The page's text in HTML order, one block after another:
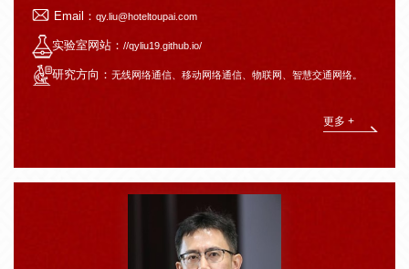
Email： qy.liu@hoteltoupai.com
实验室网站： //qyliu19.github.io/
研究方向： 无线网络通信、移动网络通信、物联网、智慧交通网络。
更多 +